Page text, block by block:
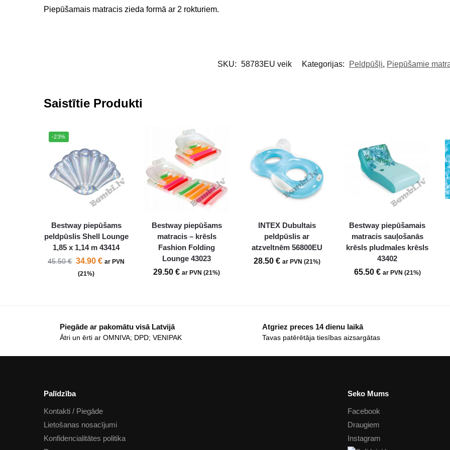
Piepūšamais matracis zieda formā ar 2 rokturiem.
SKU: 58783EU veik Kategorijas: Peldpūšļi, Piepūšamie
Saistītie Produkti
-23%
Bestway piepūšams
peldpūslis Shell Lounge
1,85 x 1,14 m 43414
45.50€ 34.90€ ar PVN
(21%)
Bestway piepūšams
matracis – krēsls
Fashion Folding
Lounge 43023
29.50€ ar PVN (21%)
INTEX Dubultais
peldpūslis ar
atzveltnēm 56800EU
28.50 € ar PVN (21%)
Bestway piepūšamais
matracis sauļošanās
krēsls pludmales krēsls
43402
65.50 € ar PVN (21%)
Piegāde ar pakomātu visā Latvijā
Ātri un ērti ar OMNIVA; DPD; VENIPAK
Atgriez preces 14 dienu laikā
Tavas patērētāja tiesības aizsargātas
Palīdzība
Kontakti / Piegāde
Lietošanas nosacījumi
Konfidencialitātes politika
Seko Mums
Facebook
Draugiem
Instagram